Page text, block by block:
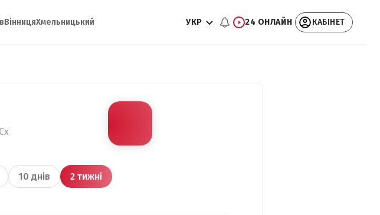
ВінницяХмельницький УКР 24 ОНЛАЙН КАБІНЕТ
10 днів 2 тижні